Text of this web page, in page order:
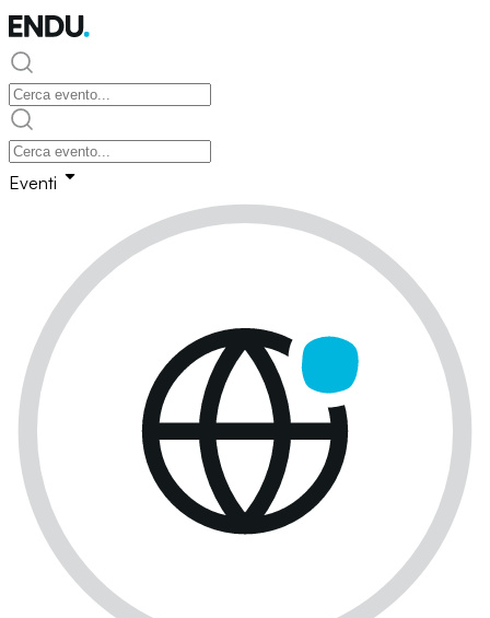
Eventi